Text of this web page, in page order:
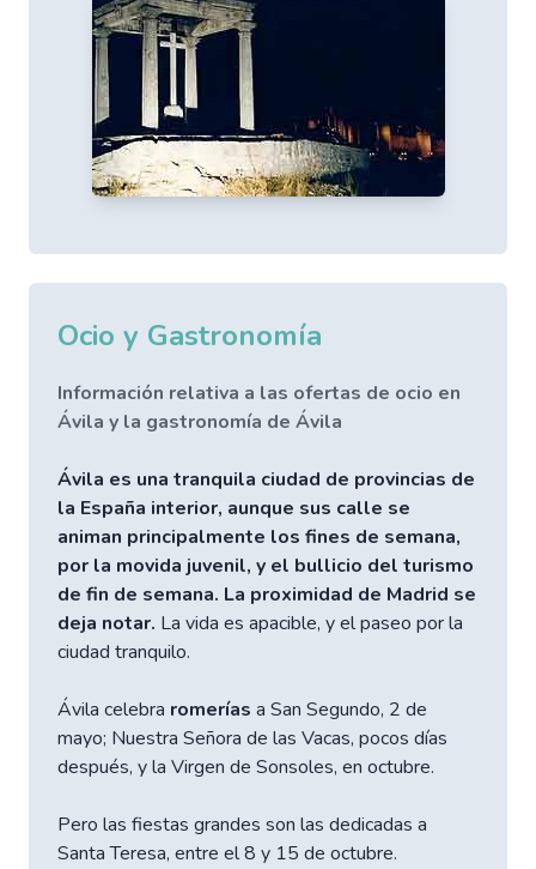
Ocio y Gastronomía
Información relativa a las ofertas de ocio en
Ávila y la gastronomía de Ávila
Ávila es una tranquila ciudad de provincias de
la España interior, aunque sus calle se
animan principalmente los fines de semana,
por la movida juvenil, y el bullicio del turismo
de fin de semana. La proximidad de Madrid se
deja notar. La vida es apacible, y el paseo por la
ciudad tranquilo.
Ávila celebra romerías a San Segundo, 2 de
mayo; Nuestra Señora de las Vacas, pocos días
después, y la Virgen de Sonsoles, en octubre.
Pero las fiestas grandes son las dedicadas a
Santa Teresa, entre el 8 y 15 de octubre.